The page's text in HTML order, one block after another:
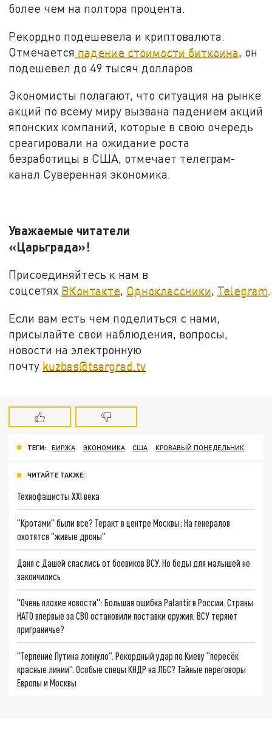
более чем на полтора процента.
Рекордно подешевела и криптовалюта.
Отмечается падение стоимости биткоина , он
подешевел до 49 тысяч долларов.
Экономисты полагают, что ситуация на рынке
акций по всему миру вызвана падением акций
японских компаний, которые в свою очередь
среагировали на ожидание роста
безработицы в США, отмечает телеграм-
канал Суверенная экономика.
Уважаемые читатели
«Царьграда»!
Присоединяйтесь к нам в
соцсетях ВКонтакте, Одноклассники, Telegram.
Если вам есть чем поделиться с нами,
присылайте свои наблюдения, вопросы,
новости на электронную
почту kuzbas@tsargrad.tv
ТЕГИ: БИРЖА ЭКОНОМИКА США КРОВАВЫЙ ПОНЕДЕЛЬНИК
ЧИТАЙТЕ ТАКЖЕ:
Технофашисты XXI века
"Кротами" были все? Теракт в центре Москвы: На генералов
охотятся "живые дроны"
Даня с Дашей спаслись от боевиков ВСУ. Но беды для малышей не
закончились
"Очень плохие новости": Большая ошибка Palantir в России. Страны
НАТО впервые за СВО остановили поставки оружия. ВСУ теряют
приграничье?
"Терпение Путина лопнуло". Рекордный удар по Киеву "пересёк
красные линии". Особые спецы КНДР на ЛБС? Тайные переговоры
Европы и Москвы